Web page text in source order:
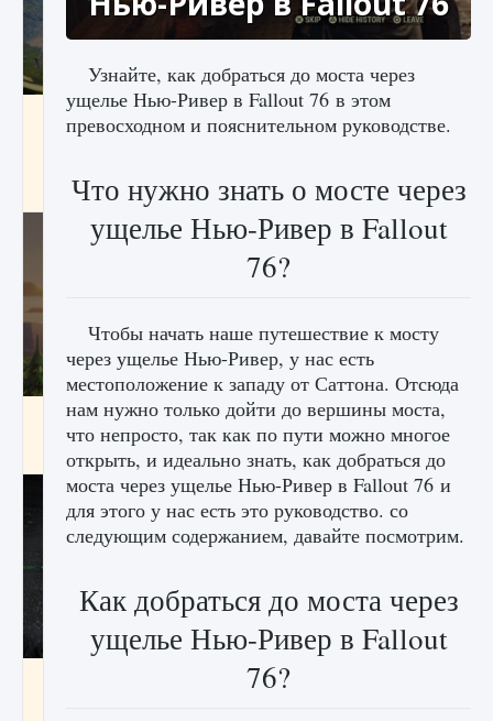
Как исправить ошибку Palworld «Идет
сохранение мира — Невозможно начать
9 августа 2024 2 511 0 0
Как заработать медали лиги Clash of Clans
9 августа 2024 1
лицензии, лиги, команды и стадионы в EA
Узнайте, как добраться до моста через
ущелье Нью-Ривер в Fallout 76 в этом
превосходном и пояснительном руководстве.
Что нужно знать о мосте через
ущелье Нью-Ривер в Fallout
76?
Чтобы начать наше путешествие к мосту
через ущелье Нью-Ривер, у нас есть
местоположение к западу от Саттона. Отсюда
нам нужно только дойти до вершины моста,
что непросто, так как по пути можно многое
открыть, и идеально знать, как добраться до
моста через ущелье Нью-Ривер в Fallout 76 и
для этого у нас есть это руководство. со
следующим содержанием, давайте посмотрим.
Как добраться до моста через
ущелье Нью-Ривер в Fallout
76?